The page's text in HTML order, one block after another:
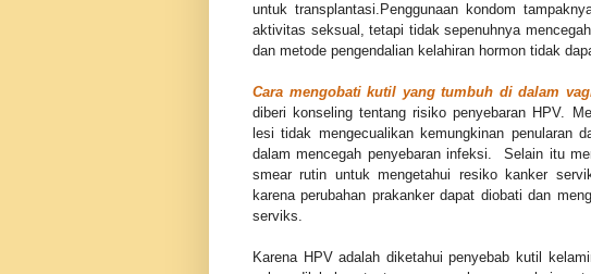
untuk transplantasi.Penggunaan kondom
aktivitas seksual, tetapi tidak sepenuhnya
dan metode pengendalian kelahiran hormon tidak
Cara mengobati kutil yang tumbuh di dalam
diberi konseling tentang risiko penyebaran HPV.
lesi tidak mengecualikan kemungkinan penularan
dalam mencegah penyebaran infeksi.
Selain itu
smear rutin untuk mengetahui resiko kanker
karena perubahan prakanker dapat diobati dan
serviks.
Karena HPV adalah diketahui penyebab kutil